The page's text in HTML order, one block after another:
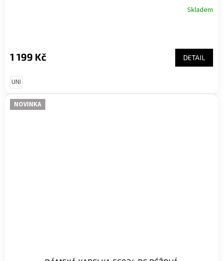
Skladem
1 199 Kč DETAIL
UNI
NOVINKA